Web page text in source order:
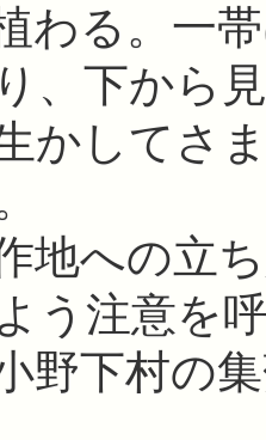
わる。一
、下から
かしてさ
地への立
う注意を
野下村の